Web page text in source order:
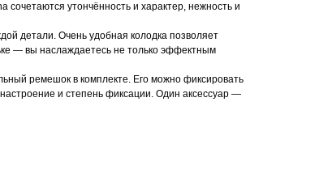
сочетаются утончённость и характер, нежность и
детали. Очень удобная колодка позволяет
— вы наслаждаетесь не только эффектным
ремешок в комплекте. Его можно фиксировать
и степень фиксации. Один аксессуар —